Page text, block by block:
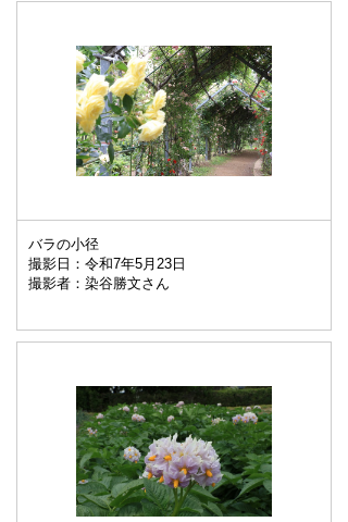
バラの小径
撮影日：令和7年5月23日
撮影者：染谷勝文さん